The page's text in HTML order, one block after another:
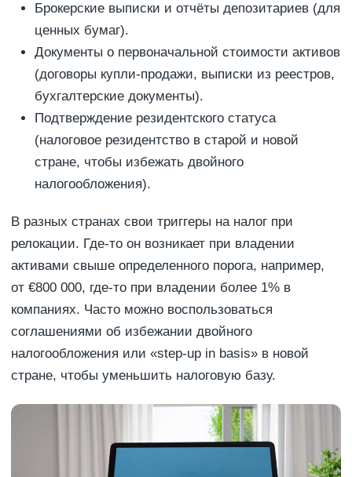
Брокерские выписки и отчёты депозитариев (для
ценных бумаг).
Документы о первоначальной стоимости активов
(договоры купли-продажи, выписки из реестров,
бухгалтерские документы).
Подтверждение резидентского статуса
(налоговое резидентство в старой и новой
стране, чтобы избежать двойного
налогообложения).
В разных странах свои триггеры на налог при
релокации. Где-то он возникает при владении
активами свыше определенного порога, например,
от €800 000, где-то при владении более 1% в
компаниях. Часто можно воспользоваться
соглашениями об избежании двойного
налогообложения или «step-up in basis» в новой
стране, чтобы уменьшить налоговую базу.